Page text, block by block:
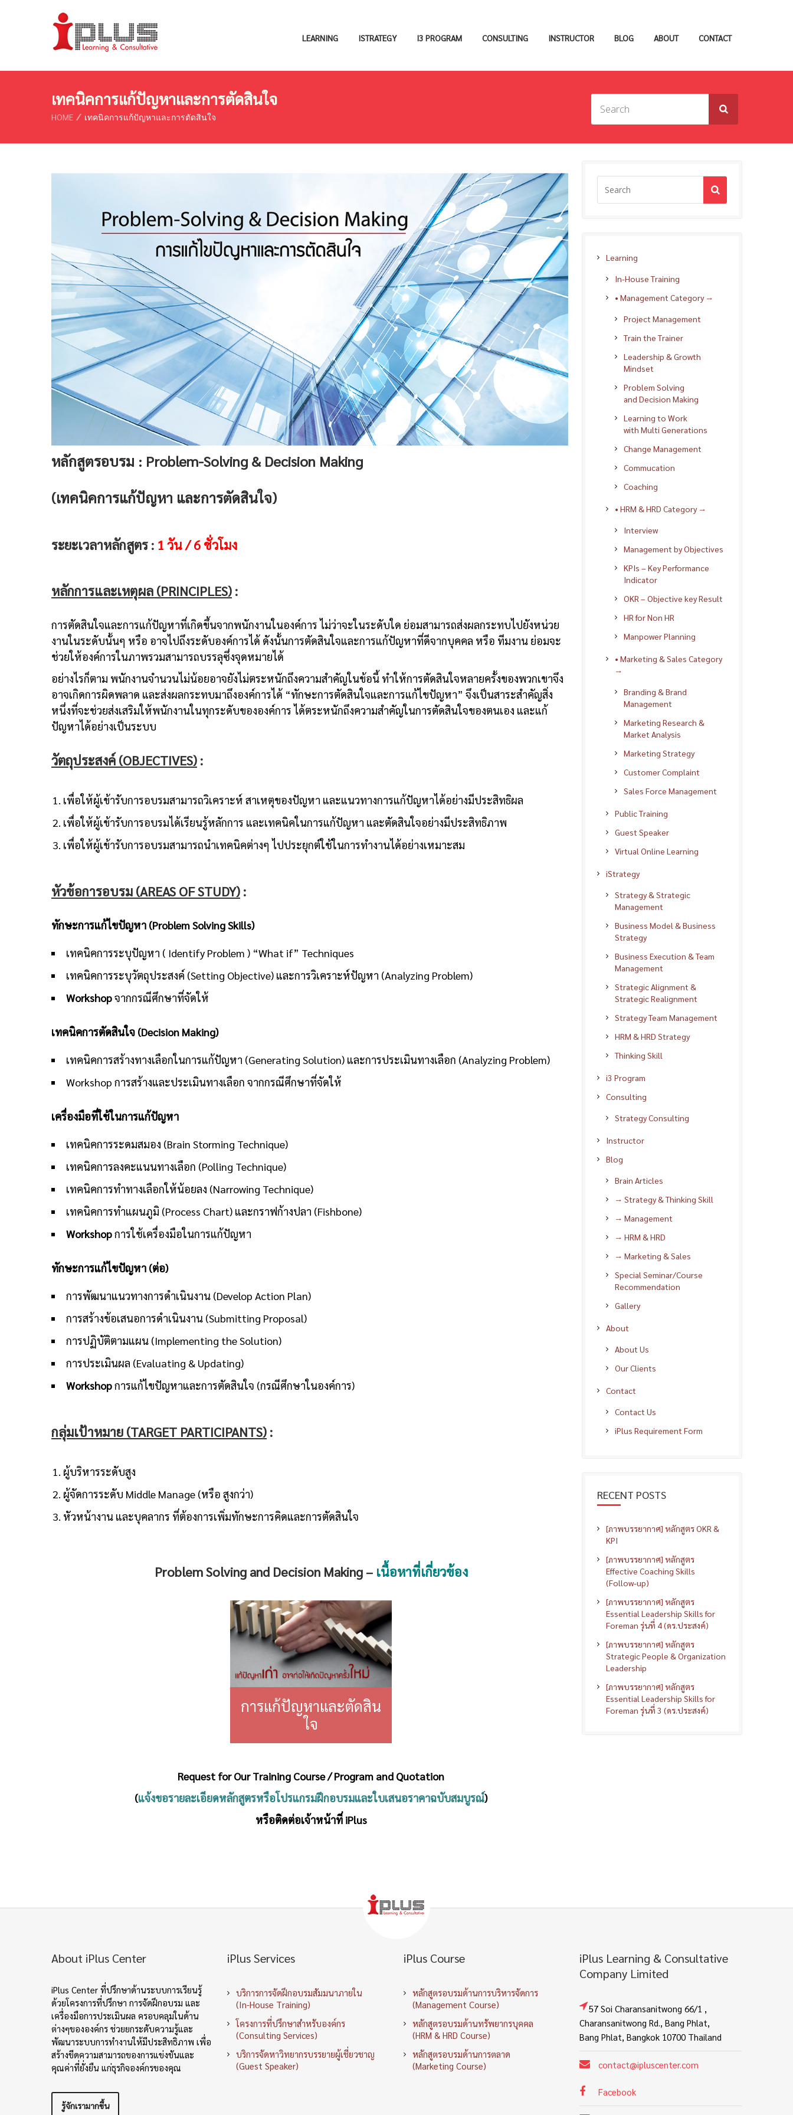
LEARNING ISTRATEGY I3 PROGRAM CONSULTING INSTRUCTOR BLOG ABOUT CONTACT
เทคนิคการแก้ปัญหาและการตัดสินใจ
HOME เทคนิคการแก้ปัญหาและการตัดสินใจ
หลักสูตรอบรม : Problem-Solving & Decision Making
(เทคนิคการแก้ปัญหา และการตัดสินใจ)
ระยะเวลาหลักสูตร : 1 วัน / 6 ชั่วโมง
หลักการและเหตุผล (PRINCIPLES) :
การตัดสินใจและการแก้ปัญหาที่เกิดขึ้นจากพนักงานในองค์การ ไม่ว่าจะในระดับใด ย่อมสามารถส่งผลกระทบไปยังหน่วย
งานในระดับนั้นๆ หรือ อาจไปถึงระดับองค์การได้ ดังนั้นการตัดสินใจและการแก้ปัญหาที่ดีจากบุคคล หรือ ทีมงาน ย่อมจะ
ช่วยให้องค์การในภาพรวมสามารถบรรลุซึ่งจุดหมายได้
อย่างไรก็ตาม พนักงานจำนวนไม่น้อยอาจยังไม่ตระหนักถึงความสำคัญในข้อนี้ ทำให้การตัดสินใจหลายครั้งของพวกเขาจึง
อาจเกิดการผิดพลาด และส่งผลกระทบมาถึงองค์การได้ “ทักษะการตัดสินใจและการแก้ไขปัญหา” จึงเป็นสาระสำคัญสิ่ง
หนึ่งที่จะช่วยส่งเสริมให้พนักงานในทุกระดับขององค์การ ได้ตระหนักถึงความสำคัญในการตัดสินใจของตนเอง และแก้
ปัญหาได้อย่างเป็นระบบ
วัตถุประสงค์ (OBJECTIVES) :
เพื่อให้ผู้เข้ารับการอบรมสามารถวิเคราะห์ สาเหตุของปัญหา และแนวทางการแก้ปัญหาได้อย่างมีประสิทธิผล
เพื่อให้ผู้เข้ารับการอบรมได้เรียนรู้หลักการ และเทคนิคในการแก้ปัญหา และตัดสินใจอย่างมีประสิทธิภาพ
เพื่อให้ผู้เข้ารับการอบรมสามารถนำเทคนิคต่างๆ ไปประยุกต์ใช้ในการทำงานได้อย่างเหมาะสม
หัวข้อการอบรม (AREAS OF STUDY) :
ทักษะการแก้ไขปัญหา (Problem Solving Skills)
เทคนิคการระบุปัญหา ( Identify Problem ) “What if” Techniques
เทคนิคการระบุวัตถุประสงค์ (Setting Objective) และการวิเคราะห์ปัญหา (Analyzing Problem)
Workshopจากกรณีศึกษาที่จัดให้
เทคนิคการตัดสินใจ (Decision Making)
เทคนิคการสร้างทางเลือกในการแก้ปัญหา (Generating Solution) และการประเมินทางเลือก (Analyzing Problem)
Workshop การสร้างและประเมินทางเลือก จากกรณีศึกษาที่จัดให้
เครื่องมือที่ใช้ในการแก้ปัญหา
เทคนิคการระดมสมอง (Brain Storming Technique)
เทคนิคการลงคะแนนทางเลือก (Polling Technique)
เทคนิคการทำทางเลือกให้น้อยลง (Narrowing Technique)
เทคนิคการทำแผนภูมิ (Process Chart) และกราฟก้างปลา (Fishbone)
Workshopการใช้เครื่องมือในการแก้ปัญหา
ทักษะการแก้ไขปัญหา (ต่อ)
การพัฒนาแนวทางการดำเนินงาน (Develop Action Plan)
การสร้างข้อเสนอการดำเนินงาน (Submitting Proposal)
การปฏิบัติตามแผน (Implementing the Solution)
การประเมินผล (Evaluating & Updating)
Workshopการแก้ไขปัญหาและการตัดสินใจ (กรณีศึกษาในองค์การ)
กลุ่มเป้าหมาย (TARGET PARTICIPANTS) :
ผู้บริหารระดับสูง
ผู้จัดการระดับ Middle Manage (หรือ สูงกว่า)
หัวหน้างาน และบุคลากร ที่ต้องการเพิ่มทักษะการคิดและการตัดสินใจ
Problem Solving and Decision Making – เนื้อหาที่เกี่ยวข้อง
การแก้ปัญหาและตัดสิน
ใจ
Request for Our Training Course / Program and Quotation
(แจ้งขอรายละเอียดหลักสูตรหรือโปรแกรมฝึกอบรมและใบเสนอราคาฉบับสมบูรณ์)
หรือติดต่อเจ้าหน้าที่ iPlus
Learning
In-House Training
• Management Category →
Project Management
Train the Trainer
Leadership & Growth
Mindset
Problem Solving
and Decision Making
Learning to Work
with Multi Generations
Change Management
Commucation
Coaching
• HRM & HRD Category →
Interview
Management by Objectives
KPIs – Key Performance
Indicator
OKR – Objective key Result
HR for Non HR
Manpower Planning
• Marketing & Sales Category
→
Branding & Brand
Management
Marketing Research &
Market Analysis
Marketing Strategy
Customer Complaint
Sales Force Management
Public Training
Guest Speaker
Virtual Online Learning
iStrategy
Strategy & Strategic
Management
Business Model & Business
Strategy
Business Execution & Team
Management
Strategic Alignment &
Strategic Realignment
Strategy Team Management
HRM & HRD Strategy
Thinking Skill
i3 Program
Consulting
Strategy Consulting
Instructor
Blog
Brain Articles
→ Strategy & Thinking Skill
→ Management
→ HRM & HRD
→ Marketing & Sales
Special Seminar/Course
Recommendation
Gallery
About
About Us
Our Clients
Contact
Contact Us
iPlus Requirement Form
RECENT POSTS
[ภาพบรรยากาศ] หลักสูตร OKR &
KPI
[ภาพบรรยากาศ] หลักสูตร
Effective Coaching Skills
(Follow-up)
[ภาพบรรยากาศ] หลักสูตร
Essential Leadership Skills for
Foreman รุ่นที่ 4 (ดร.ประสงค์)
[ภาพบรรยากาศ] หลักสูตร
Strategic People & Organization
Leadership
[ภาพบรรยากาศ] หลักสูตร
Essential Leadership Skills for
Foreman รุ่นที่ 3 (ดร.ประสงค์)
About iPlus Center
iPlus Center ที่ปรึกษาด้านระบบการเรียนรู้
ด้วยโครงการที่ปรึกษา การจัดฝึกอบรม และ
เครื่องมือการประเมินผล ครอบคลุมในด้าน
ต่างๆขององค์กร ช่วยยกระดับความรู้และ
พัฒนาระบบการทำงานให้มีประสิทธิภาพ เพื่อ
สร้างขีดความสามารถของการแข่งขันและ
คุณค่าที่ยั่งยืน แก่ธุรกิจองค์กรของคุณ
รู้จักเรามากขึ้น
iPlus Services
บริการการจัดฝึกอบรมสัมมนาภายใน
(In-House Training)
โครงการที่ปรึกษาสำหรับองค์กร
(Consulting Services)
บริการจัดหาวิทยากรบรรยายผู้เชี่ยวชาญ
(Guest Speaker)
iPlus Course
หลักสูตรอบรมด้านการบริหารจัดการ
(Management Course)
หลักสูตรอบรมด้านทรัพยากรบุคคล
(HRM & HRD Course)
หลักสูตรอบรมด้านการตลาด
(Marketing Course)
iPlus Learning & Consultative
Company Limited
57 Soi Charansanitwong 66/1 ,
Charansanitwong Rd., Bang Phlat,
Bang Phlat, Bangkok 10700 Thailand
contact@ipluscenter.com
Facebook